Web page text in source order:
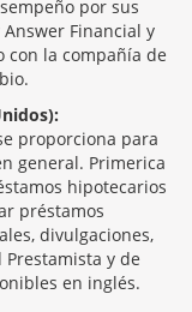
por sus
Financial y
con la compañía de
proporciona para
general. Primerica
hipotecarios
préstamos
divulgaciones,
y de
en inglés.